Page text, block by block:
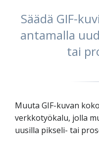
Säädä GIF-
antamalla
tai
Muuta GIF-kuvan
verkkotyökalu, jolla
uusilla pikseli- tai